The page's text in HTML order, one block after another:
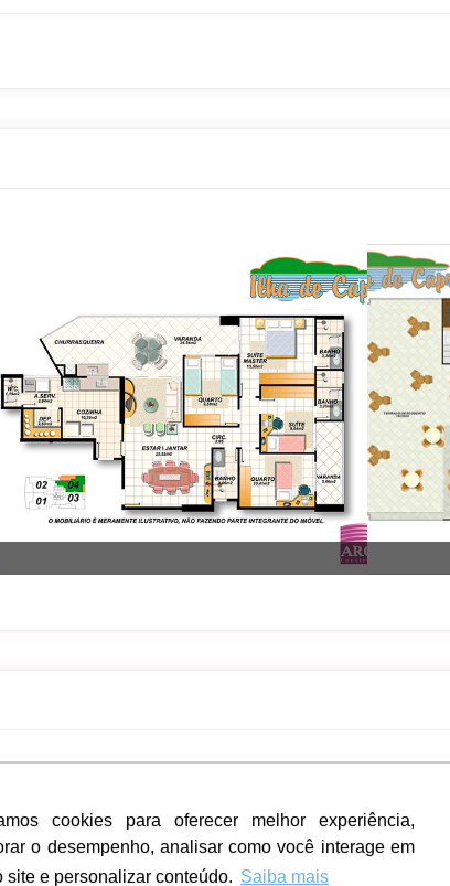
cookies para oferecer melhor experiência,
o desempenho, analisar como você interage em
site e personalizar conteúdo. Saiba mais
cookies para oferecer melhor experiência,
o desempenho, analisar como você interage em
site e personalizar conteúdo. Saiba mais
150, Praia da Costa, Vila Velha, Espírito Santo